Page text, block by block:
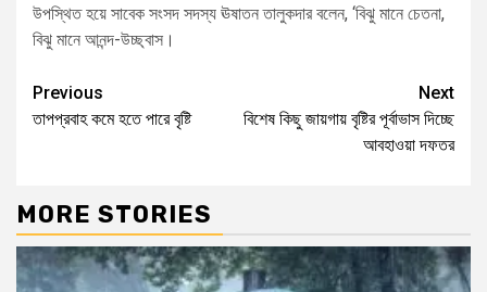
উপস্থিত হয়ে সাবেক সংসদ সদস্য ঊষাতন তালুকদার বলেন, ‘বিঝু মানে চেতনা,
বিঝু মানে আনন্দ-উচ্ছ্বাস।
Previous
তাপপ্রবাহ কমে হতে পারে বৃষ্টি
Next
বিশেষ কিছু জায়গায় বৃষ্টির পূর্বাভাস দিচ্ছে
আবহাওয়া দফতর
MORE STORIES